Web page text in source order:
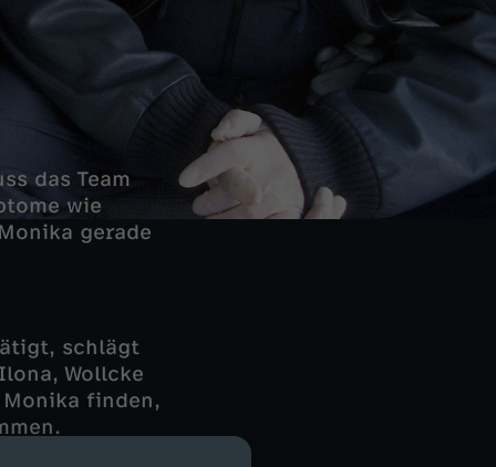
das Team
wie
gerade
schlägt
Wollcke
finden,